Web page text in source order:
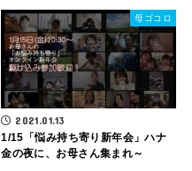
母ゴコロ
2021.01.13
1/15「悩み持ち寄り新年会」ハナ
金の夜に、お母さん集まれ～